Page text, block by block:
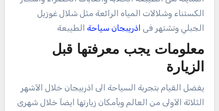
الكستناء وشلالات المياه الرائعة مثل شلال غوزيل
الجبلي وتشتهر فى اذريبجان سياحةالطيبعة
معلومات يجب معرفتها قبل
الزيارة
يفضل القيام بتجربة السياحة الى اذربيجان خلال الآشهر
الثلاثة الآولى من العالم وبأمكان زيارتها ايضآ خلال شهرى